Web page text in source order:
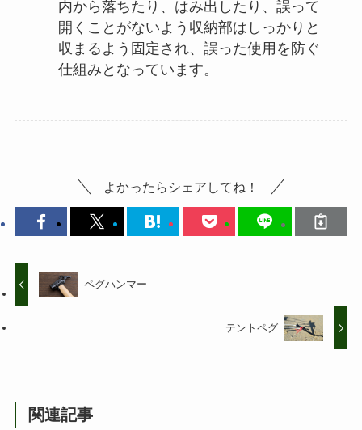
内から落ちたり、はみ出したり、誤って
開くことがないよう収納部はしっかりと
収まるよう固定され、誤った使用を防ぐ
仕組みとなっています。
よかったらシェアしてね！
ペグハンマー
テントペグ
関連記事